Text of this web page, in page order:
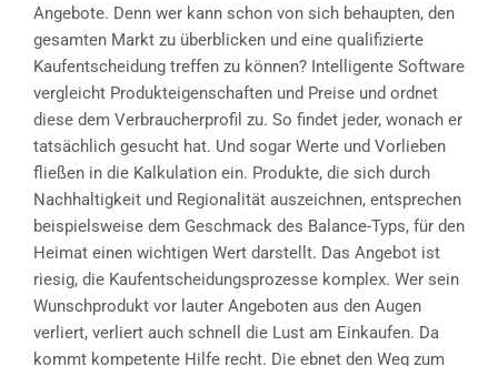
Angebote. Denn wer kann schon von sich behaupten, den
gesamten Markt zu überblicken und eine qualifizierte
Kaufentscheidung treffen zu können? Intelligente Software
vergleicht Produkteigenschaften und Preise und ordnet
diese dem Verbraucherprofil zu. So findet jeder, wonach er
tatsächlich gesucht hat. Und sogar Werte und Vorlieben
fließen in die Kalkulation ein. Produkte, die sich durch
Nachhaltigkeit und Regionalität auszeichnen, entsprechen
beispielsweise dem Geschmack des Balance-Typs, für den
Heimat einen wichtigen Wert darstellt. Das Angebot ist
riesig, die Kaufentscheidungsprozesse komplex. Wer sein
Wunschprodukt vor lauter Angeboten aus den Augen
verliert, verliert auch schnell die Lust am Einkaufen. Da
kommt kompetente Hilfe recht. Die ebnet den Weg zum